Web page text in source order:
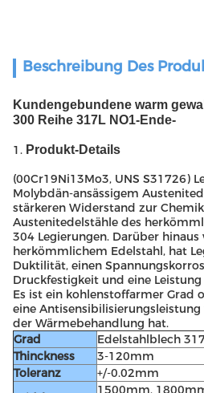
Beschreibung Des
Kundengebundene warm
300 Reihe 317L NO1-Ende-
1. Produkt-Details
(00Cr19Ni13Mo3, UNS S31726)
Molybdän-ansässigem
stärkeren Widerstand zur
Austenitedelstähle des
304 Legierungen. Darüber
herkömmlichem Edelstahl, hat
Duktilität, einen
Druckfestigkeit und eine
Es ist ein kohlenstoffarmer Grad
eine
der Wärmebehandlung hat.
Grad
Edelstahlblech
Thinckness
3-120mm
Toleranz
+/-0.02mm
1500mm,